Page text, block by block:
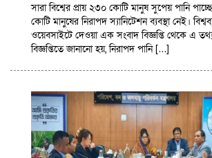
সারা বিশ্বের প্রায় ২৩০ কোটি মানুষ সুপেয় পানি
কোটি মানুষের নিরাপদ স্যানিটেশন ব্যবস্থা নেই।
ওয়েবসাইটে দেওয়া এক সংবাদ বিজ্ঞপ্তি থেকে এ
বিজ্ঞপ্তিতে জানানো হয়, নিরাপদ পানি […]